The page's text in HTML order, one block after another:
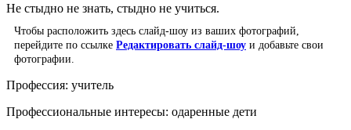
Не стыдно не знать, стыдно не учиться.
Чтобы расположить здесь слайд-шоу из ваших фотографий,
перейдите по ссылке Редактировать слайд-шоу и добавьте свои
фотографии.
Профессия: учитель
Профессиональные интересы: одаренные дети